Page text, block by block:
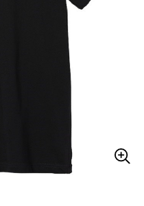
電子ピアノ
その他楽器